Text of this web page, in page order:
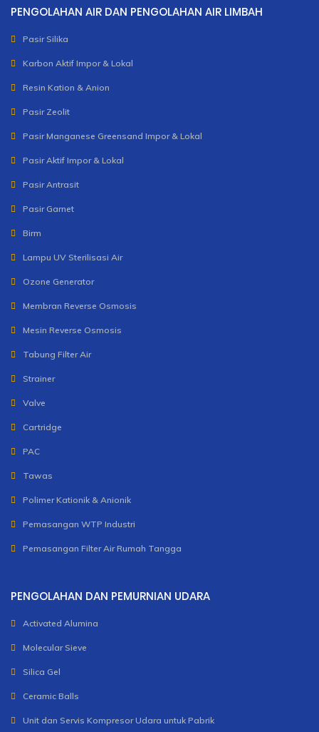
PENGOLAHAN AIR DAN PENGOLAHAN AIR LIMBAH
Pasir Silika
Karbon Aktif Impor & Lokal
Resin Kation & Anion
Pasir Zeolit
Pasir Manganese Greensand Impor & Lokal
Pasir Aktif Impor & Lokal
Pasir Antrasit
Pasir Garnet
Birm
Lampu UV Sterilisasi Air
Ozone Generator
Membran Reverse Osmosis
Mesin Reverse Osmosis
Tabung Filter Air
Strainer
Valve
Cartridge
PAC
Tawas
Polimer Kationik & Anionik
Pemasangan WTP Industri
Pemasangan Filter Air Rumah Tangga
PENGOLAHAN DAN PEMURNIAN UDARA
Activated Alumina
Molecular Sieve
Silica Gel
Ceramic Balls
Unit dan Servis Kompresor Udara untuk Pabrik